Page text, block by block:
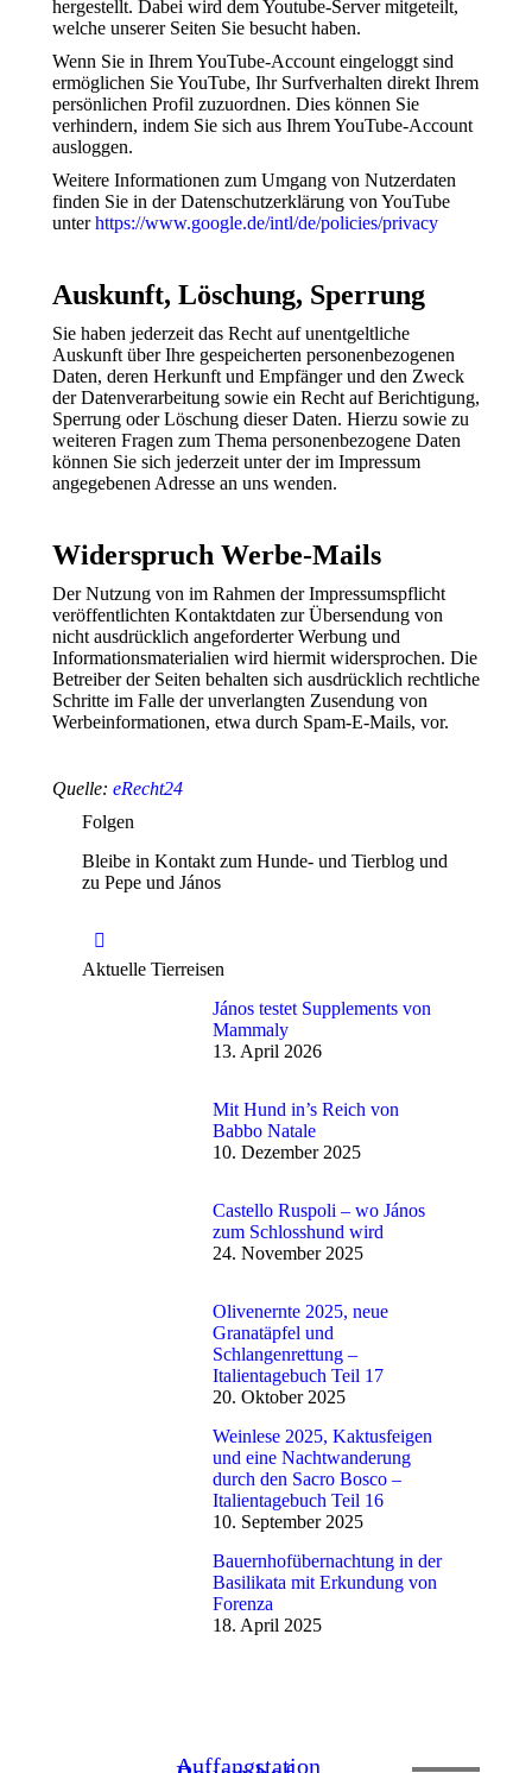
hergestellt. Dabei wird dem Youtube-Server mitgeteilt,
welche unserer Seiten Sie besucht haben.
Wenn Sie in Ihrem YouTube-Account eingeloggt sind
ermöglichen Sie YouTube, Ihr Surfverhalten direkt Ihrem
persönlichen Profil zuzuordnen. Dies können Sie
verhindern, indem Sie sich aus Ihrem YouTube-Account
ausloggen.
Weitere Informationen zum Umgang von Nutzerdaten
finden Sie in der Datenschutzerklärung von YouTube
unterhttps://www.google.de/intl/de/policies/privacy
Auskunft, Löschung, Sperrung
Sie haben jederzeit das Recht auf unentgeltliche
Auskunft über Ihre gespeicherten personenbezogenen
Daten, deren Herkunft und Empfänger und den Zweck
der Datenverarbeitung sowie ein Recht auf Berichtigung,
Sperrung oder Löschung dieser Daten. Hierzu sowie zu
weiteren Fragen zum Thema personenbezogene Daten
können Sie sich jederzeit unter der im Impressum
angegebenen Adresse an uns wenden.
Widerspruch Werbe-Mails
Der Nutzung von im Rahmen der Impressumspflicht
veröffentlichten Kontaktdaten zur Übersendung von
nicht ausdrücklich angeforderter Werbung und
Informationsmaterialien wird hiermit widersprochen. Die
Betreiber der Seiten behalten sich ausdrücklich rechtliche
Schritte im Falle der unverlangten Zusendung von
Werbeinformationen, etwa durch Spam-E-Mails, vor.
Quelle: eRecht24
Folgen
Bleibe in Kontakt zum Hunde- und Tierblog und
zu Pepe und János
Finden Sie uns auf:
Aktuelle Tierreisen
János testet Supplements von
Mammaly
13. April 2026
Mit Hund in’s Reich von
Babbo Natale
10. Dezember 2025
Castello Ruspoli – wo János
zum Schlosshund wird
24. November 2025
Olivenernte 2025, neue
Granatäpfel und
Schlangenrettung –
Italientagebuch Teil 17
20. Oktober 2025
Weinlese 2025, Kaktusfeigen
und eine Nachtwanderung
durch den Sacro Bosco –
Italientagebuch Teil 16
10. September 2025
Bauernhofübernachtung in der
Basilikata mit Erkundung von
Forenza
18. April 2025
Auffangstation